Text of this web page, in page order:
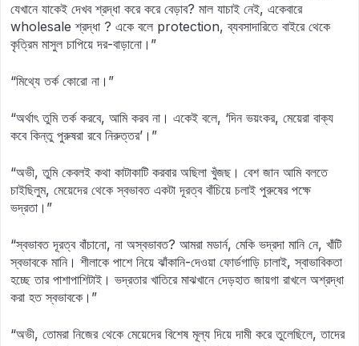
যেখানে যাকেই দেখব শ্রদ্ধা করে করে বেড়াব? মাল যাচাই নেই, একেবারে
wholesale শ্রদ্ধা ? একে বলে protection, ব্যবসাদারিতে বাইরে থেকে
কৃত্রিম মাসুল চাপিয়ে দর-বাড়ানো।”
“মিথ্যে তর্ক কোরো না।”
“অর্থাৎ তুমি তর্ক করবে, আমি করব না। একেই বলে, ‘দিন ভয়ংকর, মেয়েরা বাক্য
কবে কিন্তু পুরুষরা রবে নিরুত্তর’।”
“অভী, তুমি কেবলই কথা কাটাকাটি করবার অছিলা খুঁজছ। বেশ জান আমি বলতে
চাইছিলুম, মেয়েদের থেকে স্বভাবত একটা দূরত্ব বাঁচিয়ে চলাই পুরুষের পক্ষে
ভদ্রতা।”
“স্বভাবত দূরত্ব বাঁচানো, না অস্বভাবত? আমরা মডার্ন, মেকি ভদ্রদা মানি নে, খাঁটি
স্বভাবকে মানি। শীলাকে পাশে নিয়ে ঝাঁকানি-দেওয়া ফোর্ডগাড়ি চালাই, স্বাভাবিকতা
হচ্ছে তার পাশাপাশিটাই। ভদ্রতার খাতিরে মাঝখানে দেড়হাত জায়গা রাখলে অশ্রদ্ধা
করা হত স্বভাবকে।”
“অভী, তোমরা নিজের থেকে মেয়েদের বিশেষ মূল্য দিয়ে দামী করে তুলেছিলে, তাদের